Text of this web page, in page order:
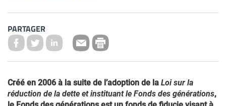
PARTAGER
Créé en 2006 à la suite de l’adoption de laLoi sur la
réduction de la dette et instituant le Fonds des générations,